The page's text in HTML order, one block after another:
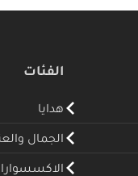
الفئات
هدايا
الجمال